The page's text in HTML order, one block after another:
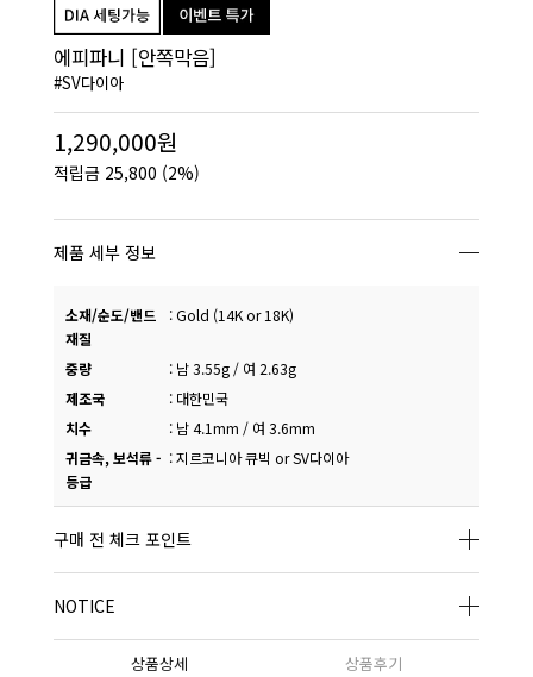
에피파니 [안쪽막음]
#SV다이아
1,290,000원
적립금 25,800 (2%)
제품 세부 정보
소재/순도/밴드
재질
:Gold (14K or 18K)
중량 : 남 3.55g / 여 2.63g
제조국
: 대한민국
치수
: 남 4.1mm / 여 3.6mm
귀금속, 보석류 -
등급
:지르코니아 큐빅 or SV다이아
구매 전 체크 포인트
NOTICE
상품상세 상품후기